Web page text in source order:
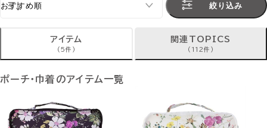
絞り込み
アイテム
(5件)
関連TOPICS
(112件)
ポーチ・巾着のアイテム一覧